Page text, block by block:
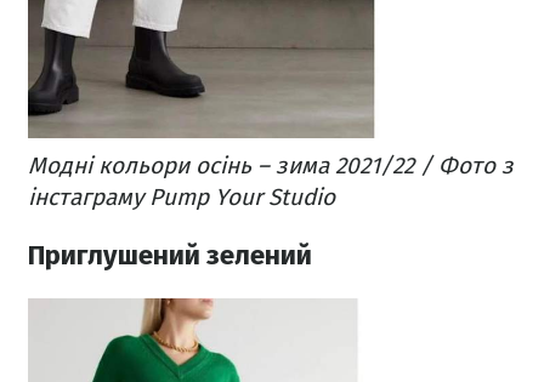
Модні кольори осінь – зима 2021/22 / Фото з
інстаграму Pump Your Studio
Приглушений зелений